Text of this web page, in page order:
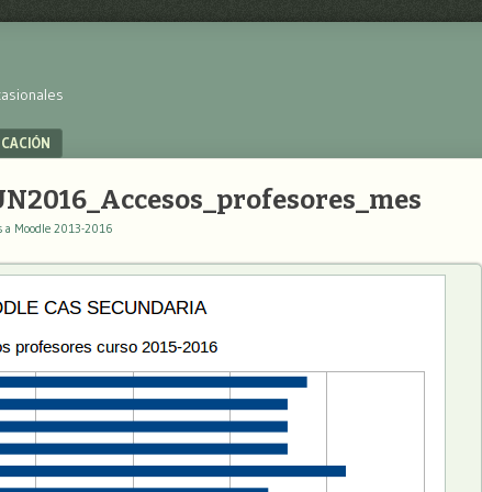
a Moodle 2013-2016